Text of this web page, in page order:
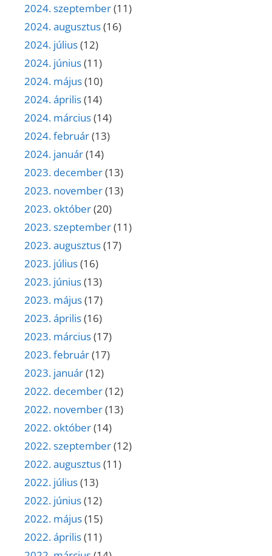
2024. szeptember(11)
2024. augusztus(16)
2024. július(12)
2024. június(11)
2024. május(10)
2024. április(14)
2024. március(14)
2024. február(13)
2024. január(14)
2023. december(13)
2023. november(13)
2023. október(20)
2023. szeptember(11)
2023. augusztus(17)
2023. július(16)
2023. június(13)
2023. május(17)
2023. április(16)
2023. március(17)
2023. február(17)
2023. január(12)
2022. december(12)
2022. november(13)
2022. október(14)
2022. szeptember(12)
2022. augusztus(11)
2022. július(13)
2022. június(12)
2022. május(15)
2022. április(11)